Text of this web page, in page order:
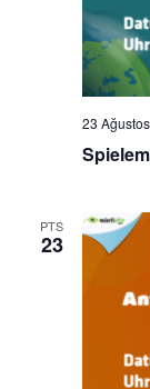
23
PTS
23